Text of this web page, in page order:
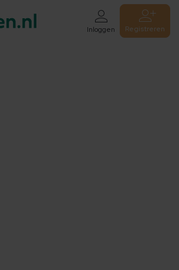
Inloggen Registreren